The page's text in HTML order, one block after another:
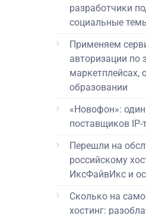
разработчики
социальные
Применяем
авторизации по
маркетплейсах,
образовании
«Новофон»:
поставщиков IP-
Перешли на
российскому
ИксФайвИкс и
Сколько на
хостинг: